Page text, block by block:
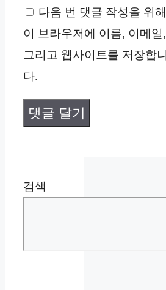
이
트
다음 번 댓글 작성을 위해
이 브라우저에 이름, 이메일,
그리고 웹사이트를 저장합니
다.
검색